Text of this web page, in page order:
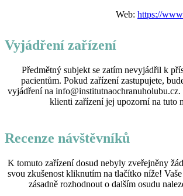
Web: https://
Vyjádření zařízení
Předmětný subjekt se zatím nevyjádřil k
pacientům. Pokud zařízení zastupujete,
vyjádření na
klienti zařízení jej upozorní na tuto
Recenze návštěvníků
K tomuto zařízení dosud nebyly zveřejněny
svou zkušenost kliknutím na tlačítko níže!
zásadně rozhodnout o dalším osudu